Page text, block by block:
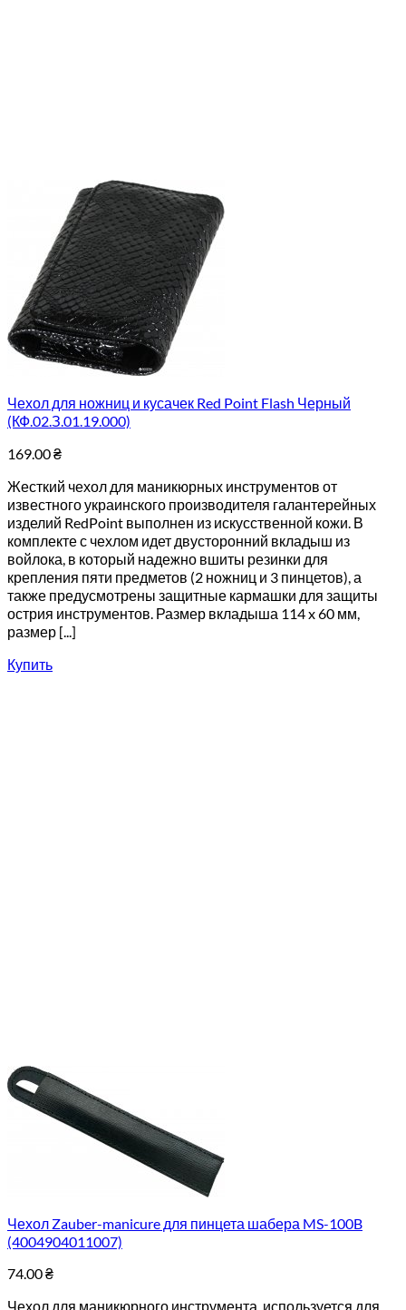
Чехол для ножниц и кусачек Red Point Flash Черный
(КФ.02.З.01.19.000)
169.00₴
Жесткий чехол для маникюрных инструментов от
известного украинского производителя галантерейных
изделий RedPoint выполнен из искусственной кожи. В
комплекте с чехлом идет двусторонний вкладыш из
войлока, в который надежно вшиты резинки для
крепления пяти предметов (2 ножниц и 3 пинцетов), а
также предусмотрены защитные кармашки для защиты
острия инструментов. Размер вкладыша 114 x 60 мм,
размер [...]
Купить
Чехол Zauber-manicure для пинцета шабера MS-100B
(4004904011007)
74.00₴
Чехол для маникюрного инструмента, используется для